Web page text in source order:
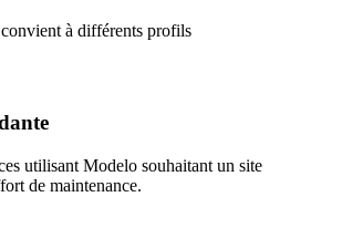
à différents profils
utilisant Modelo souhaitant un site
de maintenance.